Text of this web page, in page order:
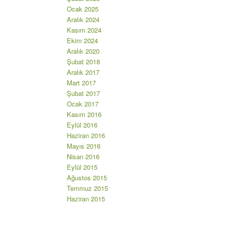
Ocak 2025
Aralık 2024
Kasım 2024
Ekim 2024
Aralık 2020
Şubat 2018
Aralık 2017
Mart 2017
Şubat 2017
Ocak 2017
Kasım 2016
Eylül 2016
Haziran 2016
Mayıs 2016
Nisan 2016
Eylül 2015
Ağustos 2015
Temmuz 2015
Haziran 2015